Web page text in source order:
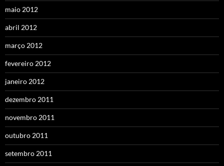
maio 2012
abril 2012
março 2012
fevereiro 2012
janeiro 2012
dezembro 2011
novembro 2011
outubro 2011
setembro 2011